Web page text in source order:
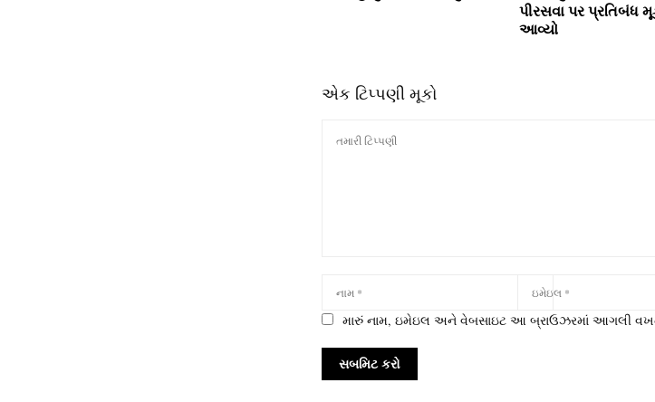
પીરસવા પર પ્રતિબંધ
આવ્‍યો
એક ટિપ્પણી મૂકો
મારું નામ, ઇમેઇલ અને વેબસાઇટ આ બ્રાઉઝરમાં આગલી વખતે